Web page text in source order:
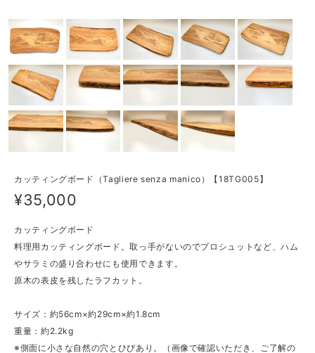
カッティングボード（Tagliere senza manico）【18TG005】
¥35,000
カッティングボード
料理用カッティングボード。取っ手がないのでプロシュットなど、ハム
やサラミの盛り合わせにも使用できます。
原木の表皮を残したラフカット。
サイズ：約56cm×約29cm×約1.8cm
重量：約2.2kg
※側面に小さな自然の穴とひびあり。（画像で確認いただき、ご了解の